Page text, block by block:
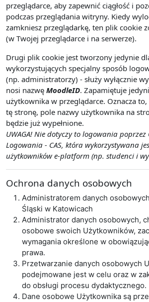
przeglądarce, aby zapewnić ciągłość i
podczas przeglądania witryny. Kiedy
zamkniesz przeglądarkę, ten plik cookie
(w Twojej przeglądarce i na serwerze).
Drugi plik cookie jest tworzony jedynie
wykorzystujących specjalny sposób
(np. administratorzy) - służy wyłącznie
nosi nazwę MoodleID. Zapamiętuje
użytkownika w przeglądarce. Oznacza
tę stronę, pole nazwy użytkownika na
będzie już wypełnione.
UWAGA! Nie dotyczy to logowania
Logowania - CAS, która wykorzystywana
użytkowników e-platform (np. studenci i
Ochrona danych osobowych
Administratorem danych
Śląski w Katowicach
Administrator danych osobowych,
osobowe swoich Użytkowników,
wymagania określone w
prawa.
Przetwarzanie danych osobowych
podejmowane jest w celu oraz w
do obsługi procesu dydaktycznego.
Dane osobowe Użytkownika są